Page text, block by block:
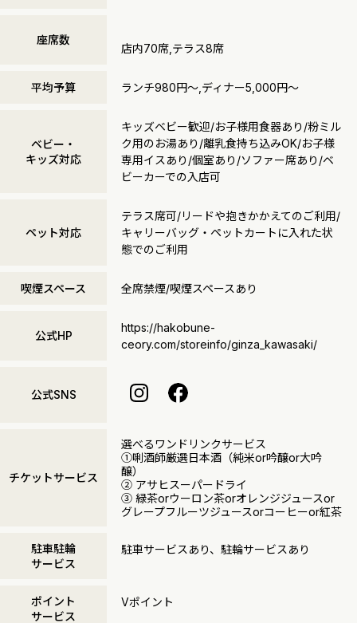
座席数
店内70席,テラス8席
平均予算 ランチ980円～,ディナー5,000円～
ベビー・
キッズ対応
キッズベビー歓迎/お子様用食器あり/粉ミル
ク用のお湯あり/離乳食持ち込みOK/お子様
専用イスあり/個室あり/ソファー席あり/ベ
ビーカーでの入店可
ペット対応
テラス席可/リードや抱きかかえてのご利用/
キャリーバッグ・ペットカートに入れた状
態でのご利用
喫煙スペース 全席禁煙/喫煙スペースあり
公式HP
https://hakobune-
ceory.com/storeinfo/ginza_kawasaki/
公式SNS
チケットサービス
選べるワンドリンクサービス
①唎酒師厳選日本酒（純米or吟醸or大吟
醸）
② アサヒスーパードライ
③ 緑茶orウーロン茶orオレンジジュースor
グレープフルーツジュースorコーヒーor紅茶
駐車駐輪
サービス
駐車サービスあり、駐輪サービスあり
ポイント
サービス
Vポイント